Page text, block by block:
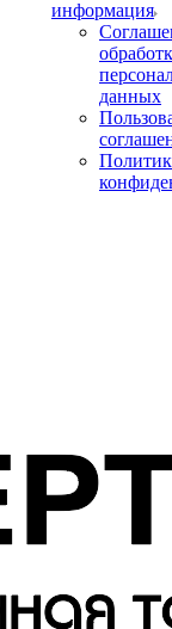
информация
данных